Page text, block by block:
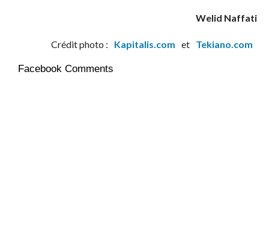
Welid Naffati
Crédit photo : Kapitalis.com et Tekiano.com
Facebook Comments